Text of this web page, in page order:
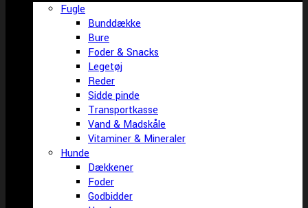
Fugle
Bunddække
Bure
Foder & Snacks
Legetøj
Reder
Sidde pinde
Transportkasse
Vand & Madskåle
Vitaminer & Mineraler
Hunde
Dækkener
Foder
Godbidder